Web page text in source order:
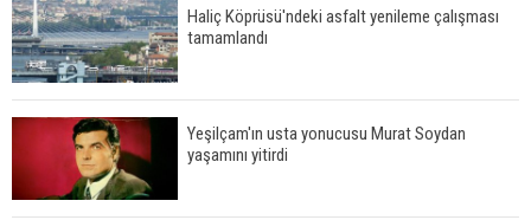
Haliç Köprüsü'ndeki asfalt yenileme çalışması
tamamlandı
Yeşilçam'ın usta yonucusu Murat Soydan
yaşamını yitirdi